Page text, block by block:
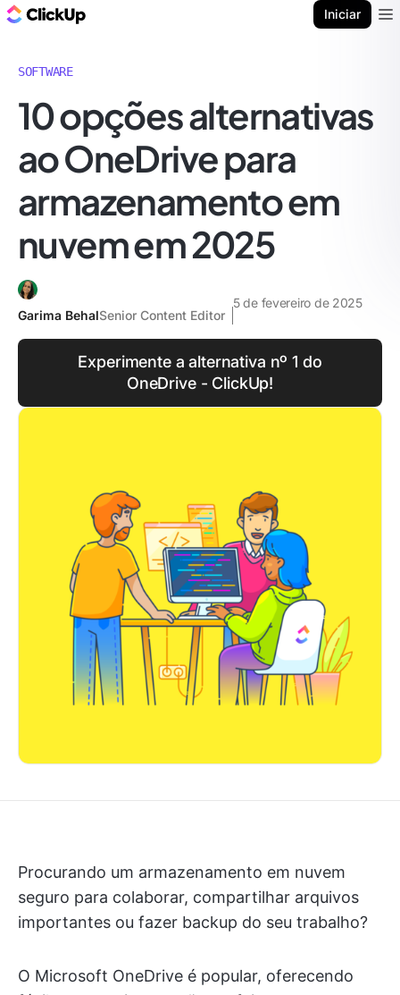
Iniciar
SOFTWARE
10 opções alternativas
ao OneDrive para
armazenamento em
nuvem em 2025
Garima BehalSenior Content Editor
5 de fevereiro de 2025
Experimente a alternativa nº 1 do
OneDrive - ClickUp!
Procurando um armazenamento em nuvem
seguro para colaborar, compartilhar arquivos
importantes ou fazer backup do seu trabalho?
O Microsoft OneDrive é popular, oferecendo